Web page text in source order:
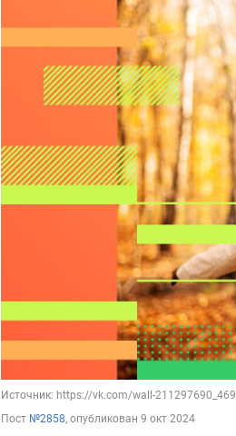
Источник: https://vk.com/wall-211297690_469
Пост №2858, опубликован 9 окт 2024